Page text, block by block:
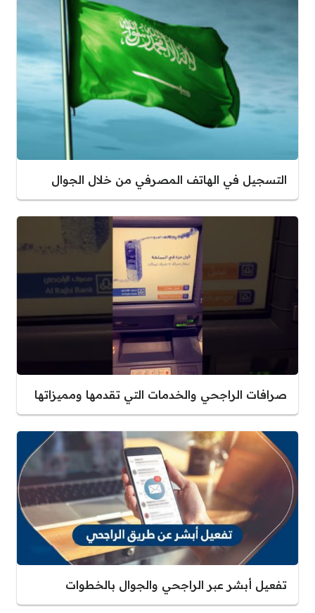
التسجيل في الهاتف المصرفي من خلال الجوال
صرافات الراجحي والخدمات التي تقدمها ومميزاتها
تفعيل أبشر عبر الراجحي والجوال بالخطوات